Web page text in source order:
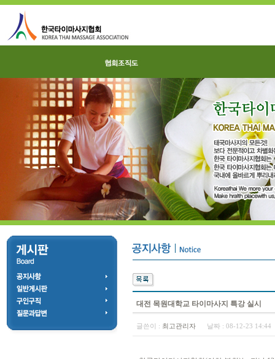
대전 목원대학교 타이마사지 특강 실시
글쓴이 : 최고관리자 날짜 : 08-12-23